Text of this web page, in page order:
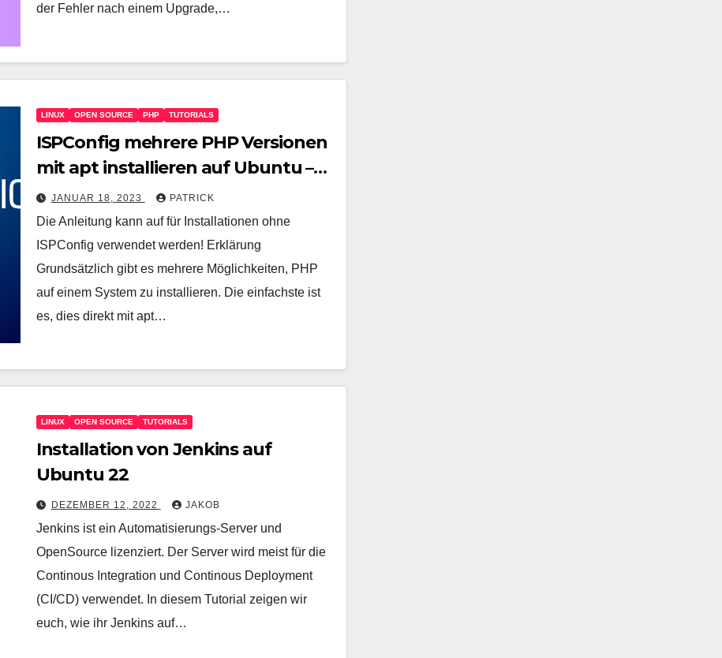
der Fehler nach einem Upgrade,…
LINUX OPEN SOURCE PHP TUTORIALS
ISPConfig mehrere PHP Versionen
mit apt installieren auf Ubuntu –
2025 bis PHP 8.5
JANUAR 18, 2023 PATRICK
Die Anleitung kann auf für Installationen ohne
ISPConfig verwendet werden! Erklärung
Grundsätzlich gibt es mehrere Möglichkeiten, PHP
auf einem System zu installieren. Die einfachste ist
es, dies direkt mit apt…
LINUX OPEN SOURCE TUTORIALS
Installation von Jenkins auf
Ubuntu 22
DEZEMBER 12, 2022 JAKOB
Jenkins ist ein Automatisierungs-Server und
OpenSource lizenziert. Der Server wird meist für die
Continous Integration und Continous Deployment
(CI/CD) verwendet. In diesem Tutorial zeigen wir
euch, wie ihr Jenkins auf…